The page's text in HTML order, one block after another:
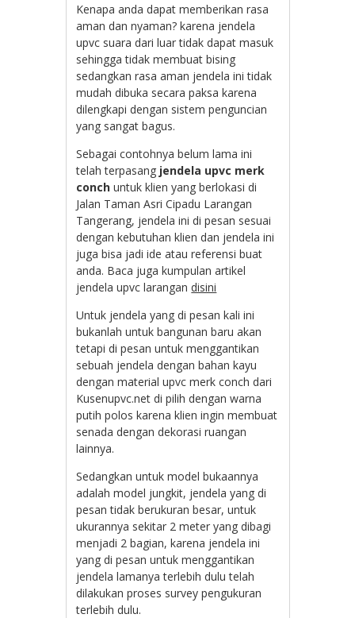
Kenapa anda dapat memberikan rasa
aman dan nyaman? karena jendela
upvc suara dari luar tidak dapat masuk
sehingga tidak membuat bising
sedangkan rasa aman jendela ini tidak
mudah dibuka secara paksa karena
dilengkapi dengan sistem penguncian
yang sangat bagus.
Sebagai contohnya belum lama ini
telah terpasang jendela upvc merk
conch untuk klien yang berlokasi di
Jalan Taman Asri Cipadu Larangan
Tangerang, jendela ini di pesan sesuai
dengan kebutuhan klien dan jendela ini
juga bisa jadi ide atau referensi buat
anda. Baca juga kumpulan artikel
jendela upvc larangandisini
Untuk jendela yang di pesan kali ini
bukanlah untuk bangunan baru akan
tetapi di pesan untuk menggantikan
sebuah jendela dengan bahan kayu
dengan material upvc merk conch dari
Kusenupvc.net di pilih dengan warna
putih polos karena klien ingin membuat
senada dengan dekorasi ruangan
lainnya.
Sedangkan untuk model bukaannya
adalah model jungkit, jendela yang di
pesan tidak berukuran besar, untuk
ukurannya sekitar 2 meter yang dibagi
menjadi 2 bagian, karena jendela ini
yang di pesan untuk menggantikan
jendela lamanya terlebih dulu telah
dilakukan proses survey pengukuran
terlebih dulu.